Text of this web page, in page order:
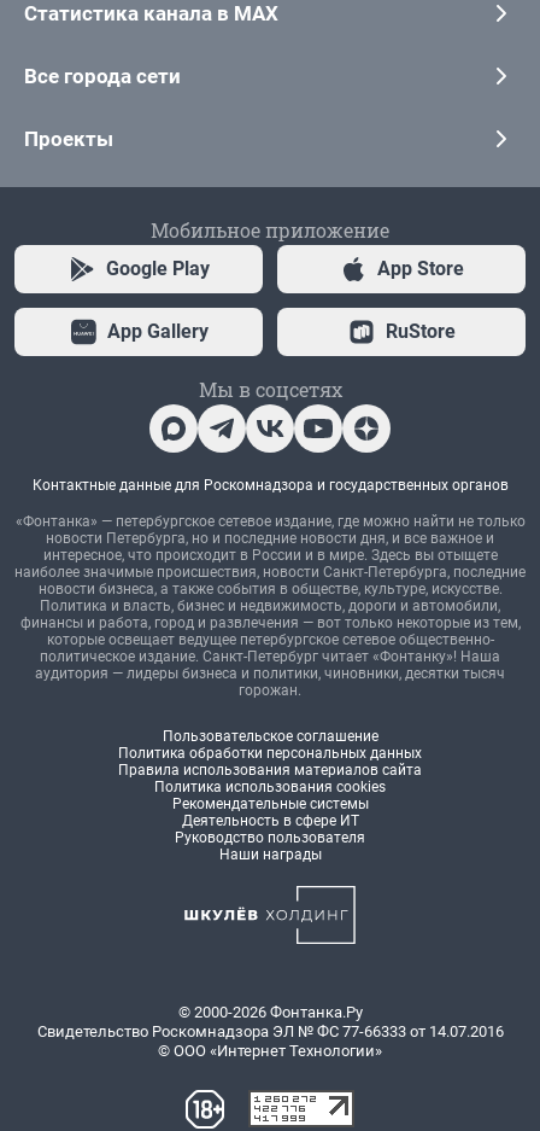
Статистика канала в MAX
Все города сети
Проекты
Мобильное приложение
Google Play App Store
App Gallery RuStore
Мы в соцсетях
Контактные данные для Роскомнадзора и государственных органов
«Фонтанка» — петербургское сетевое издание, где можно найти не только
новости Петербурга, но и последние новости дня, и все важное и
интересное, что происходит в России и в мире. Здесь вы отыщете
наиболее значимые происшествия, новости Санкт-Петербурга, последние
новости бизнеса, а также события в обществе, культуре, искусстве.
Политика и власть, бизнес и недвижимость, дороги и автомобили,
финансы и работа, город и развлечения — вот только некоторые из тем,
которые освещает ведущее петербургское сетевое общественно-
политическое издание. Санкт-Петербург читает «Фонтанку»! Наша
аудитория — лидеры бизнеса и политики, чиновники, десятки тысяч
горожан.
Пользовательское соглашение
Политика обработки персональных данных
Правила использования материалов сайта
Политика использования cookies
Рекомендательные системы
Деятельность в сфере ИТ
Руководство пользователя
Наши награды
© 2000-2026 Фонтанка.Ру
Свидетельство Роскомнадзора ЭЛ № ФС 77-66333 от 14.07.2016
© ООО «Интернет Технологии»